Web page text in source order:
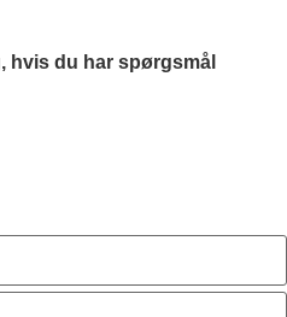
hvis du har spørgsmål